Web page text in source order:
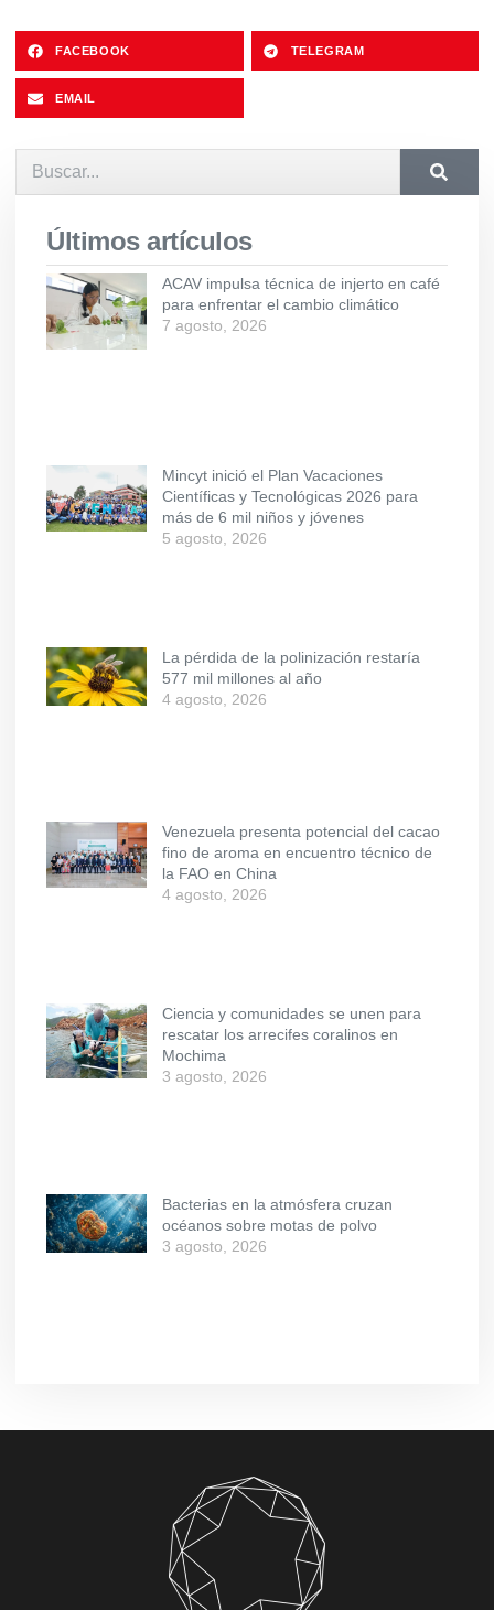
FACEBOOK TELEGRAM
EMAIL
Últimos artículos
ACAV impulsa técnica de injerto en café
para enfrentar el cambio climático
7 agosto, 2026
Mincyt inició el Plan Vacaciones
Científicas y Tecnológicas 2026 para
más de 6 mil niños y jóvenes
5 agosto, 2026
La pérdida de la polinización restaría
577 mil millones al año
4 agosto, 2026
Venezuela presenta potencial del cacao
fino de aroma en encuentro técnico de
la FAO en China
4 agosto, 2026
Ciencia y comunidades se unen para
rescatar los arrecifes coralinos en
Mochima
3 agosto, 2026
Bacterias en la atmósfera cruzan
océanos sobre motas de polvo
3 agosto, 2026